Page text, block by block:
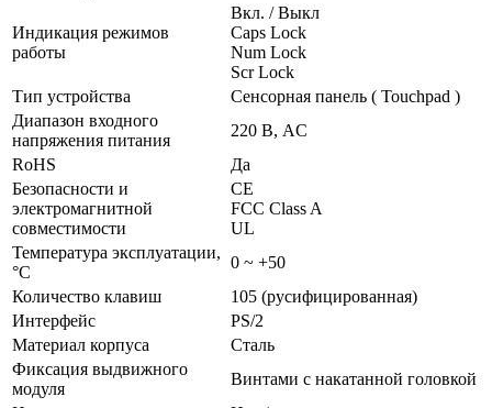
Индикация режимов
работы
Вкл. / Выкл
Caps Lock
Num Lock
Scr Lock
Тип устройства
Сенсорная панель ( Touchpad )
Диапазон входного
напряжения питания
220 В, AC
RoHS
Да
Безопасности и
электромагнитной
совместимости
CE
FCC Class A
UL
Температура эксплуатации,
°C
0 ~ +50
Количество клавиш
105 (русифицированная)
Интерфейс
PS/2
Материал корпуса
Сталь
Фиксация выдвижного
модуля
Винтами с накатанной головкой